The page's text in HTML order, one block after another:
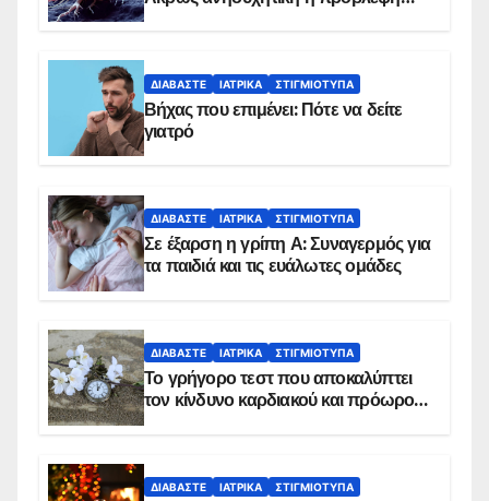
ΔΙΑΒΆΣΤΕ ΙΑΤΡΙΚΆ ΣΤΙΓΜΙΌΤΥΠΑ
Βήχας που επιμένει: Πότε να δείτε
γιατρό
ΔΙΑΒΆΣΤΕ ΙΑΤΡΙΚΆ ΣΤΙΓΜΙΌΤΥΠΑ
Σε έξαρση η γρίπη Α: Συναγερμός για
τα παιδιά και τις ευάλωτες ομάδες
ΔΙΑΒΆΣΤΕ ΙΑΤΡΙΚΆ ΣΤΙΓΜΙΌΤΥΠΑ
Το γρήγορο τεστ που αποκαλύπτει
τον κίνδυνο καρδιακού και πρόωρου
ΔΙΑΒΆΣΤΕ ΙΑΤΡΙΚΆ ΣΤΙΓΜΙΌΤΥΠΑ